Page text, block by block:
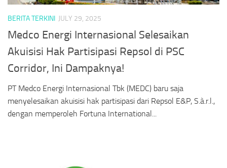
BERITA TERKINI JULY 29, 2025
Medco Energi Internasional Selesaikan
Akuisisi Hak Partisipasi Repsol di PSC
Corridor, Ini Dampaknya!
PT Medco Energi Internasional Tbk (MEDC) baru saja
menyelesaikan akuisisi hak partisipasi dari Repsol E&P, S.à.r.l.,
dengan memperoleh Fortuna International...